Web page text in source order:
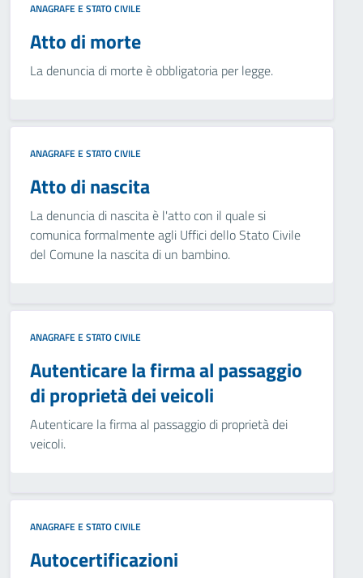
ANAGRAFE E STATO CIVILE
Atto di morte
La denuncia di morte è obbligatoria per legge.
ANAGRAFE E STATO CIVILE
Atto di nascita
La denuncia di nascita è l'atto con il quale si
comunica formalmente agli Uffici dello Stato Civile
del Comune la nascita di un bambino.
ANAGRAFE E STATO CIVILE
Autenticare la firma al passaggio
di proprietà dei veicoli
Autenticare la firma al passaggio di proprietà dei
veicoli.
ANAGRAFE E STATO CIVILE
Autocertificazioni